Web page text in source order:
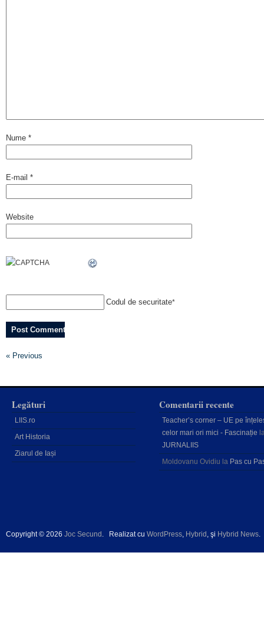
Nume *
E-mail *
Website
Codul de securitate*
« Previous
Legături
LIIS.ro
Art Historia
Ziarul de Iași
Comentarii recente
Teacher’s corner – UE pe
celor mari ori mici - Fascinație
JURNALIIS
Moldovanu Ovidiu la Pas cu
Copyright © 2026 Joc Secund . Realizat cu WordPress, Hybrid , şi Hybrid News.